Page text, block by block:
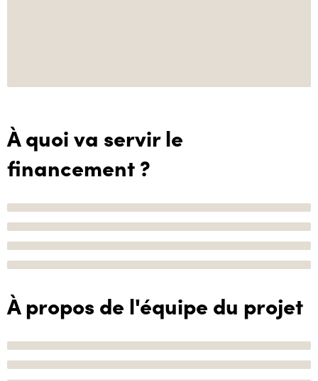
À quoi va servir le
financement ?
À propos de l'équipe du projet